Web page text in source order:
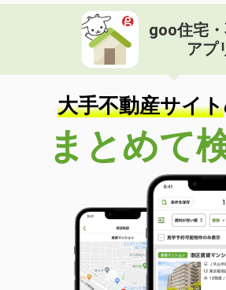
goo住宅
アプ
大手不動産サイト
まとめて